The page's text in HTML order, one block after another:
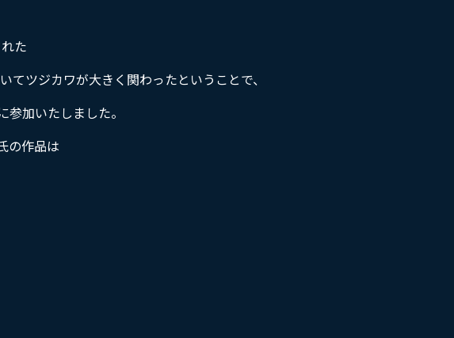
た
てツジカワが大きく関わったということで、
加いたしました。
の作品は